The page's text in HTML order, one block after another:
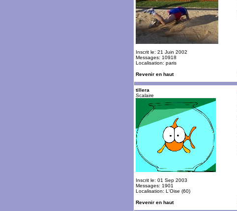
Inscrit le: 21 Juin 2002
Messages: 10918
Localisation: paris
Revenir en haut
tillera
Scalaire
Inscrit le: 01 Sep 2003
Messages: 1901
Localisation: L'Oise (60)
Revenir en haut